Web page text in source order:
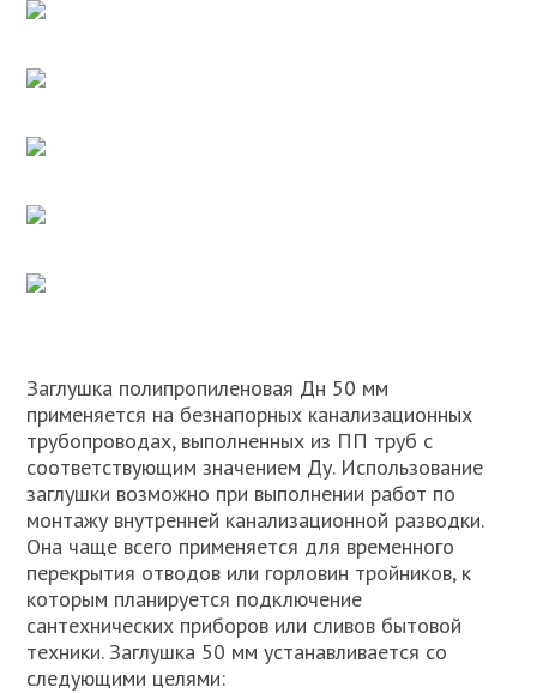
Заглушка полипропиленовая Дн 50 мм
применяется на безнапорных канализационных
трубопроводах, выполненных из ПП труб с
соответствующим значением Ду. Использование
заглушки возможно при выполнении работ по
монтажу внутренней канализационной разводки.
Она чаще всего применяется для временного
перекрытия отводов или горловин тройников, к
которым планируется подключение
сантехнических приборов или сливов бытовой
техники. Заглушка 50 мм устанавливается со
следующими целями: